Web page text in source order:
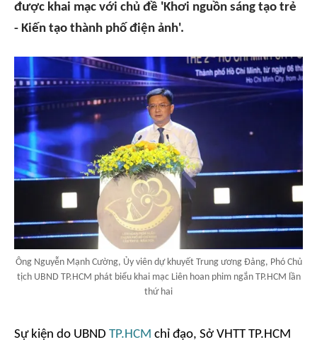
được khai mạc với chủ đề 'Khơi nguồn sáng tạo trẻ
- Kiến tạo thành phố điện ảnh'.
Ông Nguyễn Mạnh Cường, Ủy viên dự khuyết Trung ương Đảng, Phó Chủ
tịch UBND TP.HCM phát biểu khai mạc Liên hoan phim ngắn TP.HCM lần
thứ hai
Sự kiện do UBND TP.HCM chỉ đạo, Sở VHTT TP.HCM